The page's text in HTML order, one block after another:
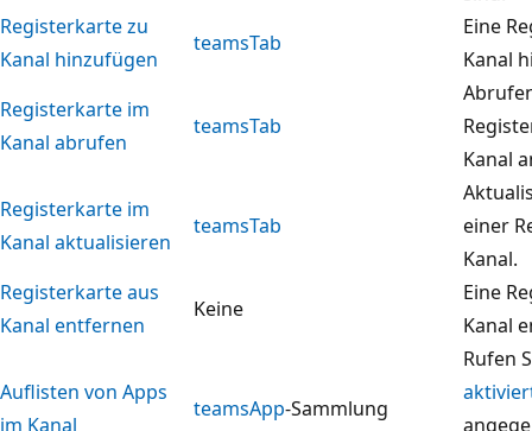
Registerkarte zu
Kanal hinzufügen
teamsTab
Eine
Kanal
Registerkarte im
Kanal abrufen
teamsTab
Kanal
Registerkarte im
Kanal aktualisieren
teamsTab
einer
Kanal.
Registerkarte aus
Kanal entfernen
Keine
Eine
Kanal
Auflisten von Apps
im Kanal
teamsApp-Sammlung
Rufen